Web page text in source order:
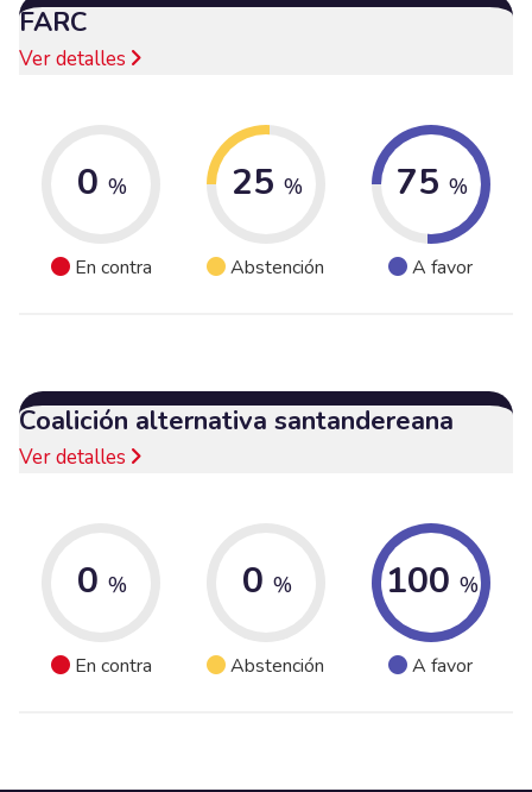
FARC
Ver detalles
0 %
En contra
25 %
Abstención
75 %
A favor
Coalición alternativa santandereana
Ver detalles
0 %
En contra
0 %
Abstención
100 %
A favor